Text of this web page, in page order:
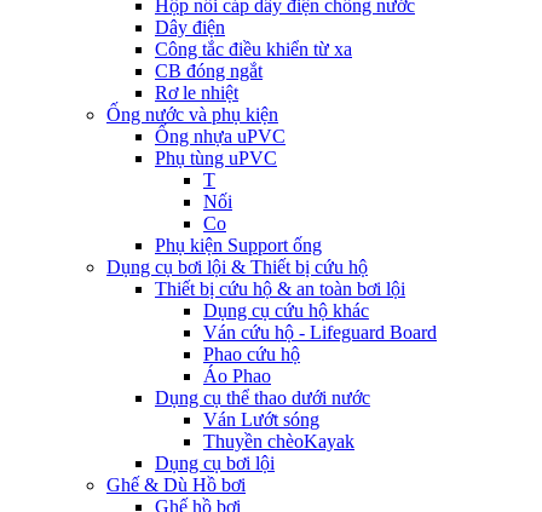
Hộp nối cáp dây điện chống nước
Dây điện
Công tắc điều khiển từ xa
CB đóng ngắt
Rơ le nhiệt
Ống nước và phụ kiện
Ống nhựa uPVC
Phụ tùng uPVC
T
Nối
Co
Phụ kiện Support ống
Dụng cụ bơi lội & Thiết bị cứu hộ
Thiết bị cứu hộ & an toàn bơi lội
Dụng cụ cứu hộ khác
Ván cứu hộ - Lifeguard Board
Phao cứu hộ
Áo Phao
Dụng cụ thể thao dưới nước
Ván Lướt sóng
Thuyền chèoKayak
Dụng cụ bơi lội
Ghế & Dù Hồ bơi
Ghế hồ bơi